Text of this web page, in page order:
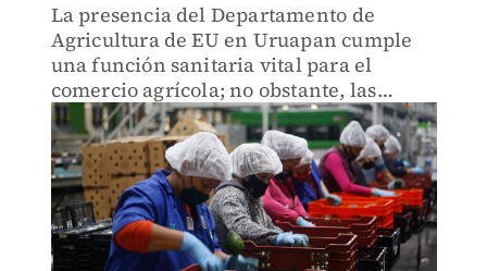
La presencia del Departamento de
Agricultura de EU en Uruapan cumple
una función sanitaria vital para el
comercio agrícola; no obstante, las
agresiones y alertas de seguridad han
obligado a reestructurar el programa de
inspección.